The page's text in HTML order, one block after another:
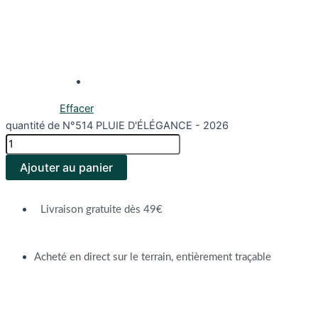
Effacer
quantité de N°514 PLUIE D'ÉLÉGANCE - 2026
Ajouter au panier
Livraison gratuite dès 49€
Acheté en direct sur le terrain, entièrement traçable